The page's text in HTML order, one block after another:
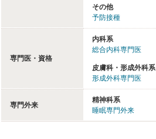
その他
予防接種
専門医・資格
内科系
総合内科専門医
皮膚科・形成外科系
形成外科専門医
専門外来
精神科系
睡眠専門外来